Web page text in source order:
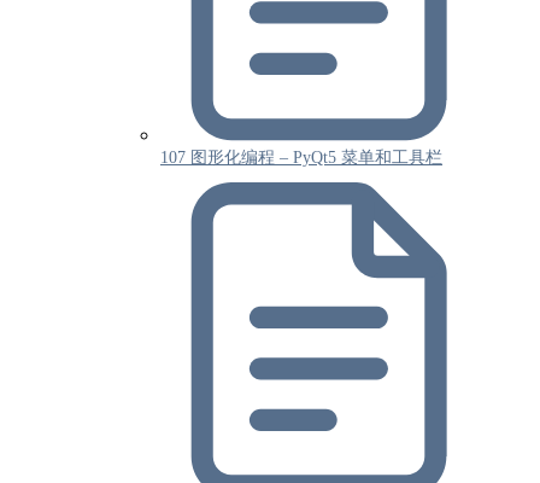
107 图形化编程 – PyQt5 菜单和工具栏